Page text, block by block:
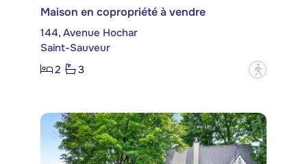
Maison en copropriété à vendre
144, Avenue Hochar
Saint-Sauveur
2
3 ?